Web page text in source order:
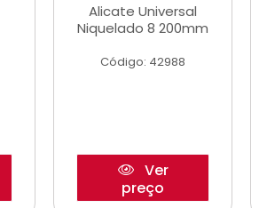
Alicate Universal
Niquelado 8 200mm
Código: 42988
Ver
preço